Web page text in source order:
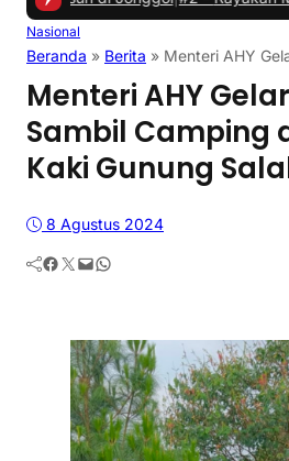
Nasional
Beranda » Berita » Menteri AHY
Menteri AHY
Sambil Camping
Kaki Gunung
8 Agustus 2024
Facebook Twitter Mail WhatsApp